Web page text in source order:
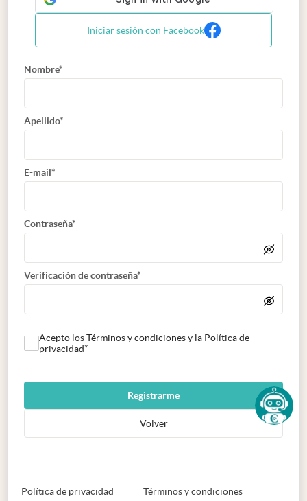
Iniciar sesión con Facebook
Nombre*
Apellido*
E-mail*
Contraseña*
Verificación de contraseña*
Acepto los Términos y condiciones y la Política de
privacidad*
Registrarme
Volver
Política de privacidad abre en nueva pestaña
Términos y condicionesabre en nueva